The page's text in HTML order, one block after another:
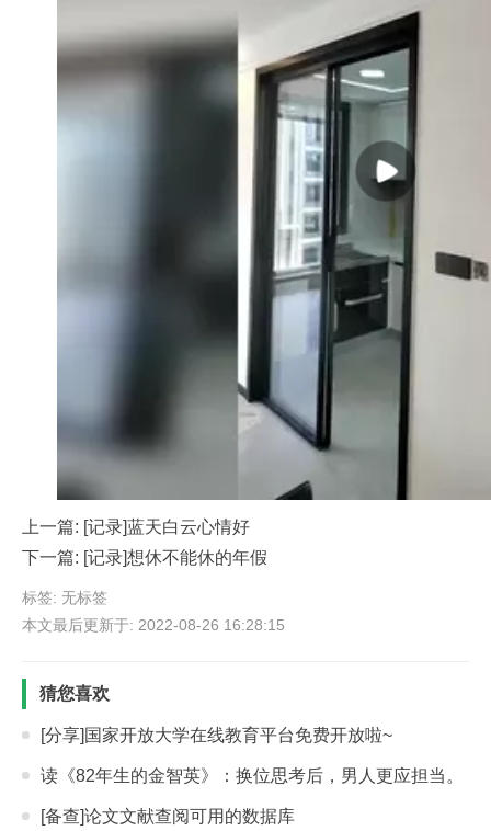
上一篇: [记录]蓝天白云心情好
下一篇: [记录]想休不能休的年假
标签: 无标签
本文最后更新于: 2022-08-26 16:28:15
猜您喜欢
[分享]国家开放大学在线教育平台免费开放啦~
读《82年生的金智英》：换位思考后，男人更应担当。
[备查]论文文献查阅可用的数据库